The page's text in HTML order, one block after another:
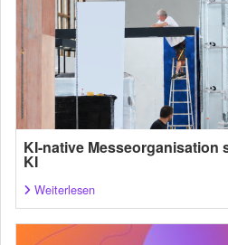
KI-native Messeorganisation
KI
Weiterlesen